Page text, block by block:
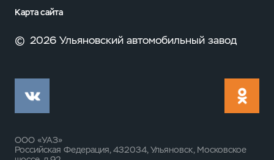
Карта сайта
© 2026 Ульяновский автомобильный завод
ООО «УАЗ»
Российская Федерация, 432034, Ульяновск, Московское